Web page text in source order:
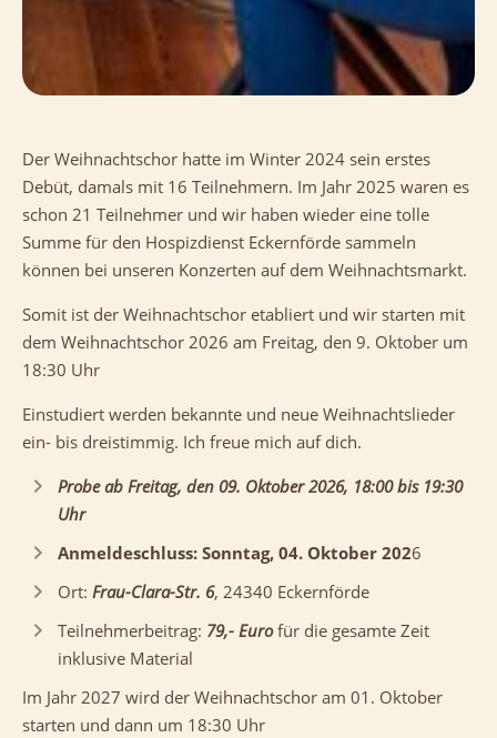
Der Weihnachtschor hatte im Winter 2024 sein erstes
Debüt, damals mit 16 Teilnehmern. Im Jahr 2025 waren es
schon 21 Teilnehmer und wir haben wieder eine tolle
Summe für den Hospizdienst Eckernförde sammeln
können bei unseren Konzerten auf dem Weihnachtsmarkt.
Somit ist der Weihnachtschor etabliert und wir starten mit
dem Weihnachtschor 2026 am Freitag, den 9. Oktober um
18:30 Uhr
Einstudiert werden bekannte und neue Weihnachtslieder
ein- bis dreistimmig. Ich freue mich auf dich.
Probe ab Freitag, den 09. Oktober 2026, 18:00 bis 19:30
Uhr
Anmeldeschluss: Sonntag, 04. Oktober 2026
Ort: Frau-Clara-Str. 6, 24340 Eckernförde
Teilnehmerbeitrag: 79,- Eurofür die gesamte Zeit
inklusive Material
Im Jahr 2027 wird der Weihnachtschor am 01. Oktober
starten und dann um 18:30 Uhr